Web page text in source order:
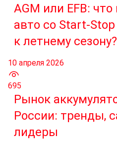
AGM или EFB:
авто со Start-
к летнему сезону?
10 апреля 2026
695
Рынок
России: тренды,
лидеры